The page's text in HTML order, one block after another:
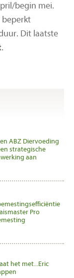
begin mei.
beperkt
Dit laatste
.
ABZ Diervoeding
strategische
aan
Pro
het met...Eric